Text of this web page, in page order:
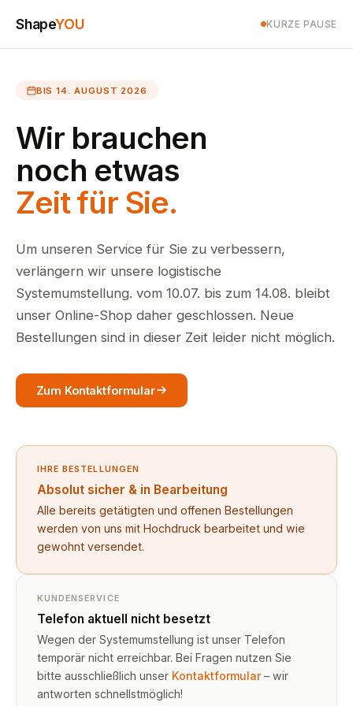
ShapeYOU KURZE PAUSE
BIS 14. AUGUST 2026
Wir brauchen
noch etwas
Zeit für Sie.
Um unseren Service für Sie zu verbessern,
verlängern wir unsere logistische
Systemumstellung. vom 10.07. bis zum 14.08. bleibt
unser Online-Shop daher geschlossen. Neue
Bestellungen sind in dieser Zeit leider nicht möglich.
Zum Kontaktformular
IHRE BESTELLUNGEN
Absolut sicher & in Bearbeitung
Alle bereits getätigten und offenen Bestellungen
werden von uns mit Hochdruck bearbeitet und wie
gewohnt versendet.
KUNDENSERVICE
Telefon aktuell nicht besetzt
Wegen der Systemumstellung ist unser Telefon
temporär nicht erreichbar. Bei Fragen nutzen Sie
bitte ausschließlich unser Kontaktformular– wir
antworten schnellstmöglich!